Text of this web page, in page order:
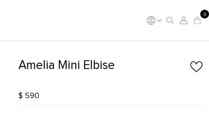
0
Amelia Mini Elbise
$ 590